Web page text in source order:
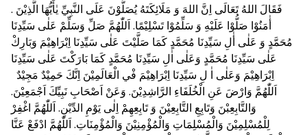
. فَقَالَ اللهُ تَعَالَى اِنَّ اللهَ وَ مَلَائِكَتَهُ يُصَلُّوْنَ عَلَى النَّبِيِّ يٰأَيُّهَا الَّذِيْنَ
أٰمَنُوْا صَلُّوْا عَلَيْهِ وَ سَلِّمُوْا تَسْلِيْمًا. اَللّٰهُمَّ صَلِّ وَسَلِّمْ عَلٰى سَيِّدِنَا
مُحَمَّدٍ وَ عَلٰى أٰلِ سَيِّدِنَا مُحَمَّدٍ كَمَا صَلَّيْتَ عَلٰى سَيِّدِنَا اِبْرَاهِيْمَ وَبَارِكْ
عَلٰى سَيِّدِنَا مُحَمَّدٍ وَعَلٰى اٰلِ سَيِّدِنَا مُحَمَّدٍ كَمَا بَارَكْتَ عَلٰى سَيِّدِنَا
اِبْرَاهِيْمَ وَعَلٰى اٰ لِ سَيِّدِنَا اِبْرَاهِيْمَ فْي الْعَالَمِيْنَ اِنَّكَ حَمِيْدٌ مَجِيْدٌ
اَللّٰهُمَّ وَارْضَ عَنِ الْخُلَفَاءِ الرَّاشِدِيْنَ. وَعَنْ اَصْحَابِ نَبِيِّكَ اَجْمَعِيْنَ.
وَالتَّابِعِبْنَ وَتَابِعِ التَّابِعِيْنَ وَ تَابِعِهِمْ اِلٰى يَوْمِ الدِّيْنِ. اَللّٰهُمَّ اغْفِرْ
لِلْمُسْلِمِيْنَ وَالْمُسْلِمَاتِ وَالْمُؤْمِنِيْنَ وَالْمُؤْمِنَاتِ. اَللّٰهُمَّ ادْفَعْ عَنَّا